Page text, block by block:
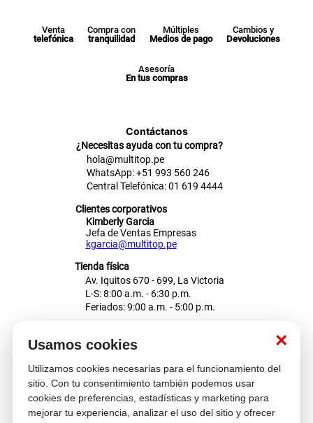
×
Usamos cookies
Utilizamos cookies necesarias para el funcionamiento del
sitio. Con tu consentimiento también podemos usar
cookies de preferencias, estadísticas y marketing para
mejorar tu experiencia, analizar el uso del sitio y ofrecer
Venta
telefónica
Compra con
tranquilidad
Múltiples
Medios de pago
Cambios y
Devoluciones
Asesoría
En tus compras
Contáctanos
¿Necesitas ayuda con tu compra?
hola@multitop.pe
WhatsApp: +51 993 560 246
Central Telefónica: 01 619 4444
Clientes corporativos
Kimberly Garcia
Jefa de Ventas Empresas
kgarcia@multitop.pe
Tienda física
Av. Iquitos 670 - 699, La Victoria
L-S: 8:00 a.m. - 6:30 p.m.
Feriados: 9:00 a.m. - 5:00 p.m.
Atención al cliente